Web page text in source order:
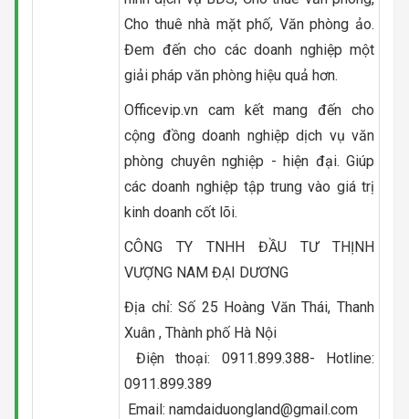
Cho thuê nhà mặt phố, Văn phòng ảo.
Đem đến cho các doanh nghiệp một
giải pháp văn phòng hiệu quả hơn.
Officevip.vn cam kết mang đến cho
cộng đồng doanh nghiệp dịch vụ văn
phòng chuyên nghiệp - hiện đại. Giúp
các doanh nghiệp tập trung vào giá trị
kinh doanh cốt lõi.
CÔNG TY TNHH ĐẦU TƯ THỊNH
VƯỢNG NAM ĐẠI DƯƠNG
Địa chỉ: Số 25 Hoàng Văn Thái, Thanh
Xuân , Thành phố Hà Nội
Điện thoại: 0911.899.388- Hotline:
0911.899.389
Email: namdaiduongland@gmail.com